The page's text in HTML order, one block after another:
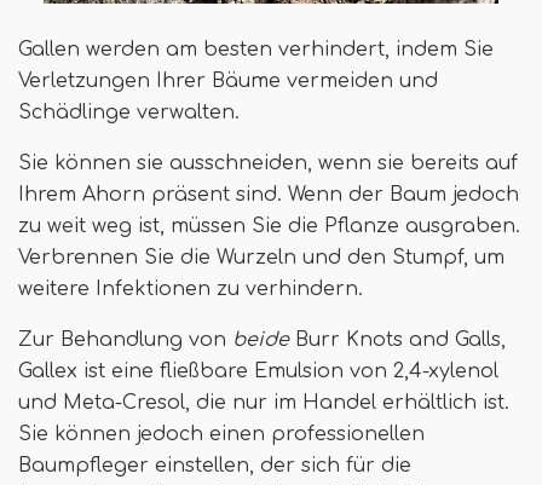
Gallen werden am besten verhindert, indem Sie
Verletzungen Ihrer Bäume vermeiden und
Schädlinge verwalten.
Sie können sie ausschneiden, wenn sie bereits auf
Ihrem Ahorn präsent sind. Wenn der Baum jedoch
zu weit weg ist, müssen Sie die Pflanze ausgraben.
Verbrennen Sie die Wurzeln und den Stumpf, um
weitere Infektionen zu verhindern.
Zur Behandlung von beideBurr Knots and Galls,
Gallex ist eine fließbare Emulsion von 2,4-xylenol
und Meta-Cresol, die nur im Handel erhältlich ist.
Sie können jedoch einen professionellen
Baumpfleger einstellen, der sich für die